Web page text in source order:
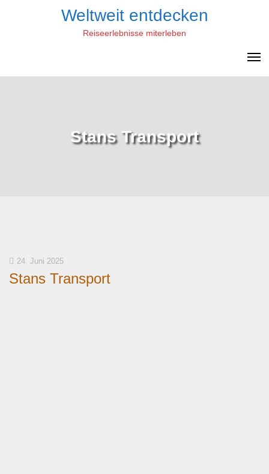
Weltweit entdecken
Reiseerlebnisse miterleben
Stans Transport
24. Juni 2025
Stans Transport